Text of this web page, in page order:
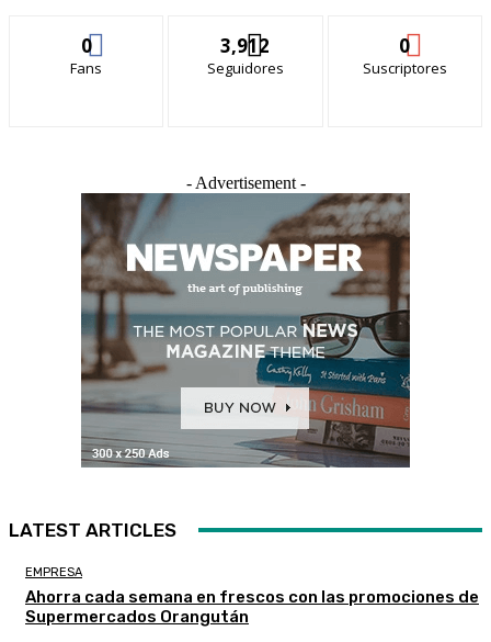
0
Fans
3,912
Seguidores
0
Suscriptores
- Advertisement -
LATEST ARTICLES
EMPRESA
Ahorra cada semana en frescos con las promociones de
Supermercados Orangután